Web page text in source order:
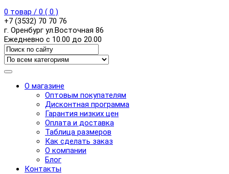
0 товар / 0 ( 0 )
+7 (3532) 70 70 76
г. Оренбург ул.Восточная 86
Ежедневно с 10.00 до 20.00
О магазине
Оптовым покупателям
Дисконтная программа
Гарантия низких цен
Оплата и доставка
Таблица размеров
Как сделать заказ
О компании
Блог
Контакты